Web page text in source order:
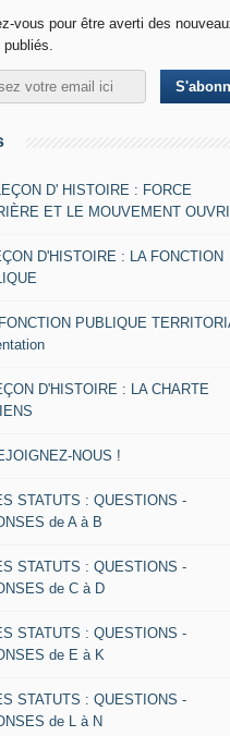
vous pour être averti des
D' HISTOIRE : FORCE
ET LE MOUVEMENT
D'HISTOIRE : LA FONCTION
PUBLIQUE
D'HISTOIRE : LA CHARTE
NOUS !
STATUTS : QUESTIONS -
de A à B
STATUTS : QUESTIONS -
de C à D
STATUTS : QUESTIONS -
de E à K
STATUTS : QUESTIONS -
de L à N